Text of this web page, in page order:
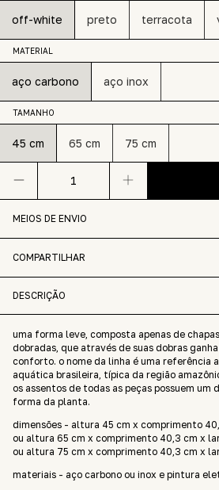
off-white preto terracota
MATERIAL
aço carbono aço inox
TAMANHO
45 cm 65 cm 75 cm
MEIOS DE ENVIO
COMPARTILHAR
DESCRIÇÃO
uma forma leve, composta apenas de
dobradas, que através de suas dobras
conforto. o nome da linha é uma referência
aquática brasileira, típica da região
os assentos de todas as peças possuem um
forma da planta.
dimensões - altura 45 cm x comprimento
ou altura 65 cm x comprimento 40,3 cm x
ou altura 75 cm x comprimento 40,3 cm x
materiais - aço carbono ou inox e pintura